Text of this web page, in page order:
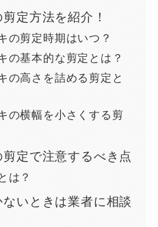
定方法を紹介！
の剪定時期はいつ？
の基本的な剪定とは？
の高さを詰める剪定と
の横幅を小さくする剪
定で注意するべき点
は？
いときは業者に相談